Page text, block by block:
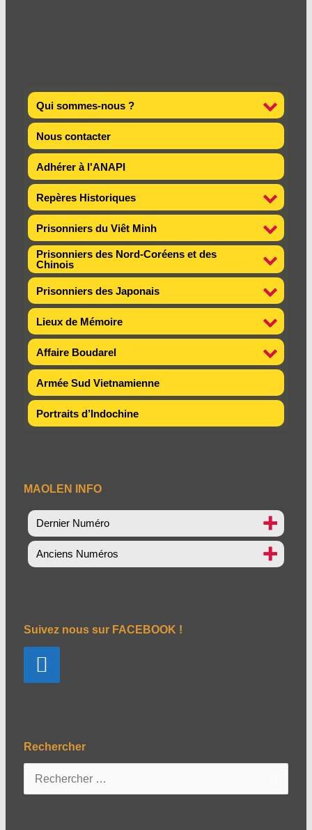
Qui sommes-nous ?
Nous contacter
Adhérer à l'ANAPI
Repères Historiques
Prisonniers du Viêt Minh
Prisonniers des Nord-Coréens et des
Chinois
Prisonniers des Japonais
Lieux de Mémoire
Affaire Boudarel
Armée Sud Vietnamienne
Portraits d’Indochine
MAOLEN INFO
Dernier Numéro
Anciens Numéros
Suivez nous sur FACEBOOK !
Rechercher